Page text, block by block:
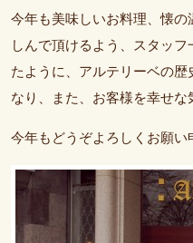
今年も美味しいお料理、懐
しんで頂けるよう、スタッ
たように、アルテリーベの
なり、また、お客様を幸せ
今年もどうぞよろしくお願い